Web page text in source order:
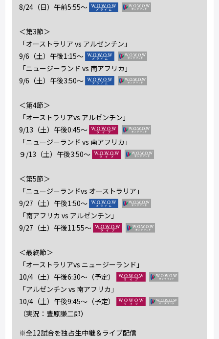
8/24（日）午前5:55～
＜第3節＞
「オーストラリア vs アルゼンチン」
9/6（土）午後1:15～
「ニュージーランド vs 南アフリカ」
9/6（土）午後3:50～
＜第4節＞
「オーストラリアvs アルゼンチン」
9/13（土）午後0:45～
「ニュージーランド vs 南アフリカ」
９/13（土）午後3:50～
＜第5節＞
「ニュージーランドvs オーストラリア」
9/27（土）午後1:50～
「南アフリカ vs アルゼンチン」
9/27（土）午後11:55～
＜最終節＞
「オーストラリアvs ニュージーランド」
10/4（土）午後6:30～（予定）
「アルゼンチン vs 南アフリカ」
10/4（土）午後9:45～（予定）
（実況：豊原謙二郎）
※全12試合を独占生中継＆ライブ配信